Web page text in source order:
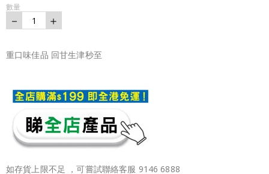
數量
－ 1 ＋
重口味佳品 回甘生津秒至
如存貨上限不足 ，可嘗試聯絡客服 9146 6888